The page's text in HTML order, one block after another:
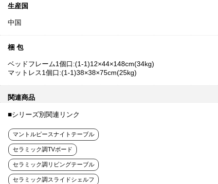
生産国
中国
梱 包
ベッドフレーム1個口:(1-1)12×44×148cm(34kg)
マットレス1個口:(1-1)38×38×75cm(25kg)
関連商品
■シリーズ別関連リンク
マントルピースナイトテーブル
セラミック調TVボード
セラミック調リビングテーブル
セラミック調スライドシェルフ